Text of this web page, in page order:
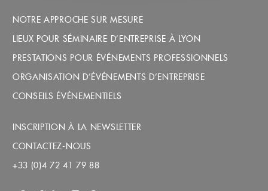
NOTRE APPROCHE SUR MESURE
LIEUX POUR SÉMINAIRE D’ENTREPRISE À LYON
PRESTATIONS POUR ÉVÉNEMENTS PROFESSIONNELS
ORGANISATION D’ÉVÉNEMENTS D’ENTREPRISE
CONSEILS ÉVÉNEMENTIELS
INSCRIPTION À LA NEWSLETTER
CONTACTEZ-NOUS
+33 (0)4 72 41 79 88